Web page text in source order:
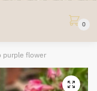
0
purple flower
🔍